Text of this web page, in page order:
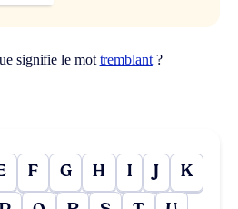
signifie le mot tremblant?
F G H I J K